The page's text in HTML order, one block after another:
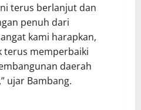
terus berlanjut dan
penuh dari
kami harapkan,
terus memperbaiki
daerah
ujar Bambang.